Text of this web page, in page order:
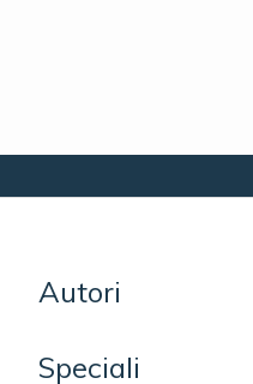
Autori
Speciali